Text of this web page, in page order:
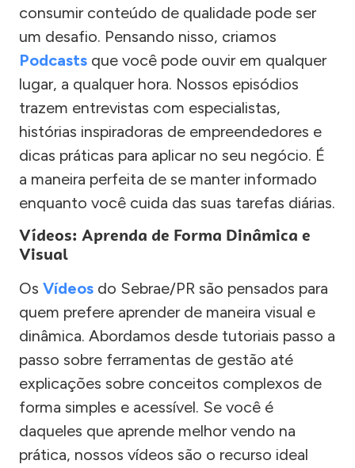
consumir conteúdo de qualidade pode ser
um desafio. Pensando nisso, criamos
Podcasts que você pode ouvir em qualquer
lugar, a qualquer hora. Nossos episódios
trazem entrevistas com especialistas,
histórias inspiradoras de empreendedores e
dicas práticas para aplicar no seu negócio. É
a maneira perfeita de se manter informado
enquanto você cuida das suas tarefas diárias.
Vídeos: Aprenda de Forma Dinâmica e
Visual
Os Vídeos do Sebrae/PR são pensados para
quem prefere aprender de maneira visual e
dinâmica. Abordamos desde tutoriais passo a
passo sobre ferramentas de gestão até
explicações sobre conceitos complexos de
forma simples e acessível. Se você é
daqueles que aprende melhor vendo na
prática, nossos vídeos são o recurso ideal